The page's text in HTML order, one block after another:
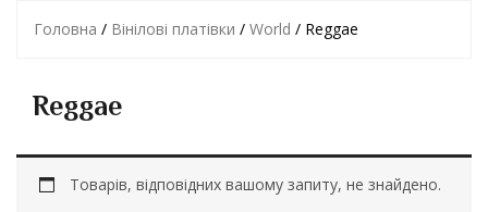
Головна / Вінілові платівки / World / Reggae
Reggae
Товарів, відповідних вашому запиту, не знайдено.